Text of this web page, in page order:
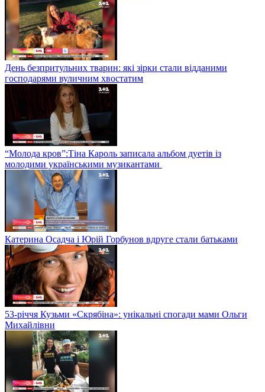
День безпритульних тварин: які зірки стали відданими
господарями вуличним хвостатим
“Молода кров”:Тіна Кароль записала альбом дуетів із
молодими українськими музикантами
Катерина Осадча і Юрій Горбунов вдруге стали батьками
53-річчя Кузьми «Скрябіна»: унікальні спогади мами Ольги
Михайлівни